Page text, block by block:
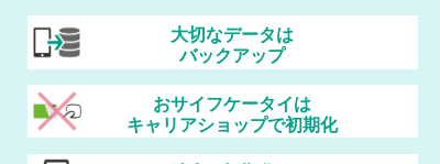
大切なデータは
バックアップ
おサイフケータイは
キャリアショップで初期化